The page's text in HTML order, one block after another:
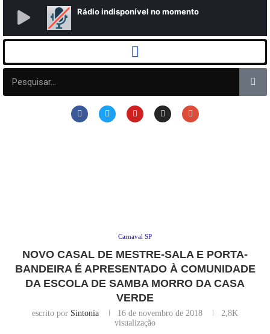
Carnaval SP
NOVO CASAL DE MESTRE-SALA E PORTA-
BANDEIRA É APRESENTADO À COMUNIDADE
DA ESCOLA DE SAMBA MORRO DA CASA
VERDE
escrito por Sintonia 16 de novembro de 2018
2,8K
visualização